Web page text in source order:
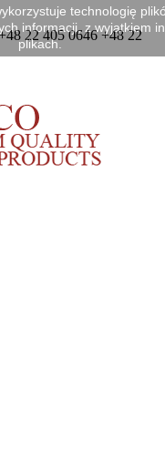
22 405 0646 +48 22
technologię
informacji, z wyjątkiem
plikach.